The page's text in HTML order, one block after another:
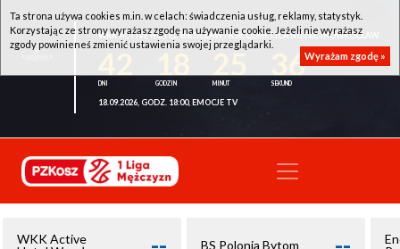
WKK ACTIVE HOTEL WROCŁAW - KSK QEMETICA NOTEĆ INOWROCŁAW
36
18.09.2026, GODZ. 18:00, EMOCJE TV
WKK Active
BS Polonia Bytom
Ta strona używa cookies m.in. w celach: świadczenia usług, reklamy, statystyk.
Korzystając ze strony wyrażasz zgodę na używanie cookie. Jeżeli nie wyrażasz
zgody powinieneś zmienić ustawienia swojej przeglądarki.
Wyrażam zgodę »